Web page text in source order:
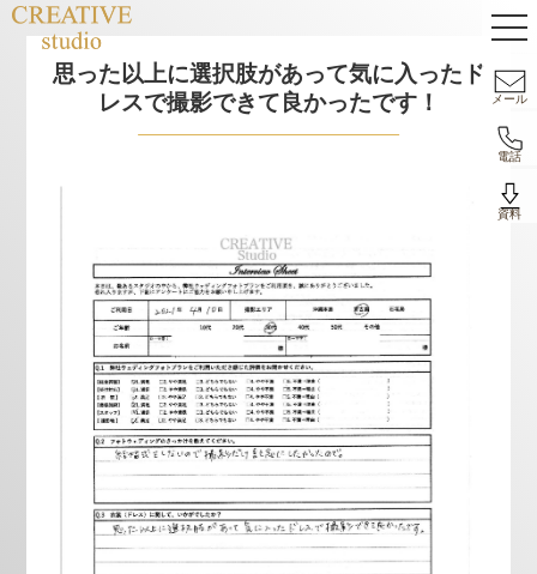
メール
電話
資料
思った以上に選択肢があって気に入ったド
レスで撮影できて良かったです！